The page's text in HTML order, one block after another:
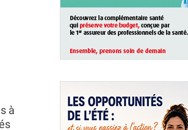
à